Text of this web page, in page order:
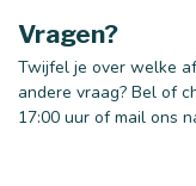
Vragen?
Twijfel je over welke
andere vraag? Bel of
17:00 uur of mail ons